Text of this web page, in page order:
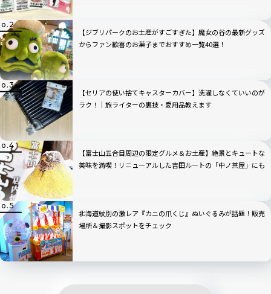
【ジブリパークのお土産がすごすぎた】魔女の谷の最新グッズ
からファン歓喜のお菓子までおすすめ一覧40選！
【セリアの使い捨てキャスターカバー】洗濯しなくていいのが
ラク！｜旅ライターの裏技・愛用品教えます
【富士山五合目周辺の限定グルメ＆お土産】絶景とキュートな
美味を満喫！リニューアルした吉田ルートの「中ノ茶屋」にも
北海道紋別の激レア『カニの爪くじ』ぬいぐるみが話題！販売
場所＆撮影スポットをチェック